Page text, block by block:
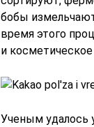
бобы
время этого
и
Ученым удалось